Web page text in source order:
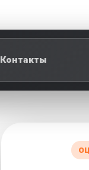
Контакты